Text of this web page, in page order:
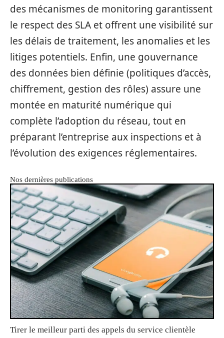
des mécanismes de monitoring garantissent
le respect des SLA et offrent une visibilité sur
les délais de traitement, les anomalies et les
litiges potentiels. Enfin, une gouvernance
des données bien définie (politiques d’accès,
chiffrement, gestion des rôles) assure une
montée en maturité numérique qui
complète l’adoption du réseau, tout en
préparant l’entreprise aux inspections et à
l’évolution des exigences réglementaires.
Nos dernières publications
Tirer le meilleur parti des appels du service clientèle